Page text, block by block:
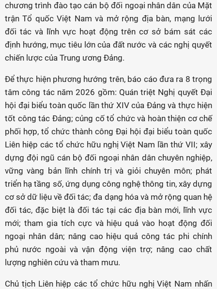
chương trình đào tạo cán bộ đối ngoại nhân dân của Mặt
trận Tổ quốc Việt Nam và mở rộng địa bàn, mạng lưới
đối tác và lĩnh vực hoạt động trên cơ sở bám sát các
định hướng, mục tiêu lớn của đất nước và các nghị quyết
chiến lược của Trung ương Đảng.
Để thực hiện phương hướng trên, báo cáo đưa ra 8 trọng
tâm công tác năm 2026 gồm: Quán triệt Nghị quyết Đại
hội đại biểu toàn quốc lần thứ XIV của Đảng và thực hiện
tốt công tác Đảng; củng cố tổ chức và hoàn thiện cơ chế
phối hợp, tổ chức thành công Đại hội đại biểu toàn quốc
Liên hiệp các tổ chức hữu nghị Việt Nam lần thứ VII; xây
dựng đội ngũ cán bộ đối ngoại nhân dân chuyên nghiệp,
vững vàng bản lĩnh chính trị và giỏi chuyên môn; phát
triển hạ tầng số, ứng dụng công nghệ thông tin, xây dựng
cơ sở dữ liệu về đối tác; đa dạng hóa và mở rộng quan hệ
đối tác, đặc biệt là đối tác tại các địa bàn mới, lĩnh vực
mới; tham gia tích cực và hiệu quả vào hoạt động đối
ngoại nhân dân; nâng cao hiệu quả công tác phi chính
phủ nước ngoài và vận động viện trợ; nâng cao chất
lượng nghiên cứu và tham mưu.
Chủ tịch Liên hiệp các tổ chức hữu nghị Việt Nam nhấn